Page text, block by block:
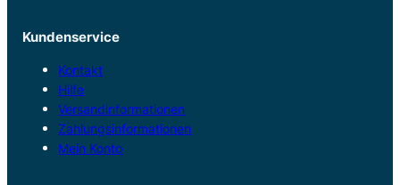
Kundenservice
Kontakt
Hilfe
Versandinformationen
Zahlungsinformationen
Mein Konto